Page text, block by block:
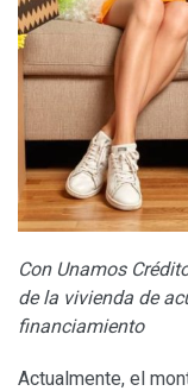
Con Unamos
de la vivienda de
financiamiento
Actualmente, el